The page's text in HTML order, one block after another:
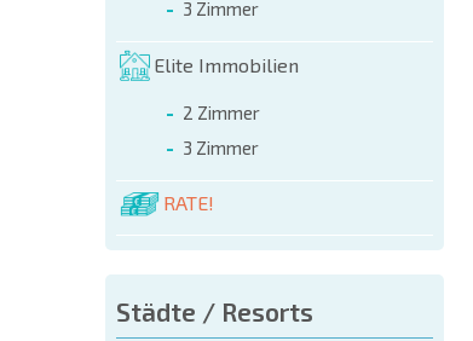
3 Zimmer
Elite Immobilien
2 Zimmer
3 Zimmer
RATE!
Städte / Resorts